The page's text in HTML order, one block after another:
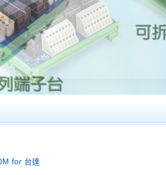
for 台達